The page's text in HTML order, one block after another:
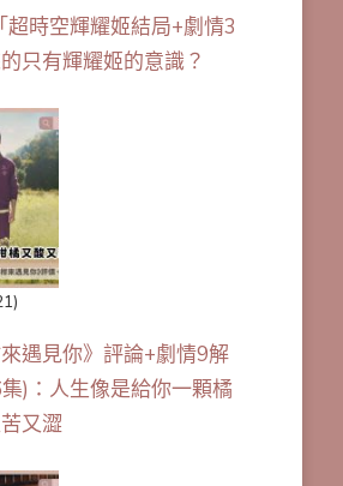
時空輝耀姬結局+劇情3
只有輝耀姬的意識？
遇見你》評論+劇情9解
)：人生像是給你一顆橘
又澀